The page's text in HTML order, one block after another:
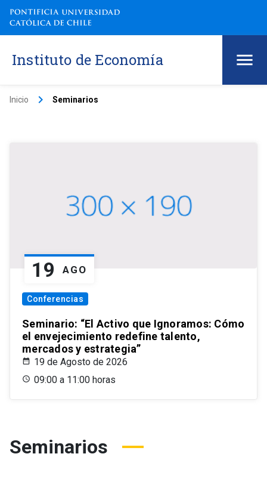
Instituto de Economía
Inicio keyboard_arrow_right Seminarios
19 AGO
Conferencias
Seminario: “El Activo que Ignoramos: Cómo
el envejecimiento redefine talento,
mercados y estrategia”
19 de Agosto de 2026
09:00 a 11:00 horas
Seminarios